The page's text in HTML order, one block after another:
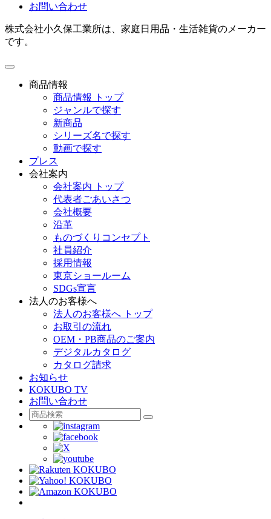
お問い合わせ
株式会社小久保工業所は、家庭日用品・生活雑貨のメーカー
です。
toggle
navigation商品情報
商品情報 トップ
ジャンルで探す
新商品
シリーズ名で探す
動画で探す
プレス
会社案内
会社案内 トップ
代表者ごあいさつ
会社概要
沿革
ものづくりコンセプト
社員紹介
採用情報
東京ショールーム
SDGs宣言
法人のお客様へ
法人のお客様へ トップ
お取引の流れ
OEM・PB商品のご案内
デジタルカタログ
カタログ請求
お知らせ
KOKUBO TV
お問い合わせ